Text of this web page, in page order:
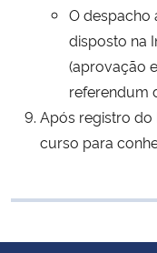
O despacho
disposto na
(aprovação
referendum
Após registro do
curso para